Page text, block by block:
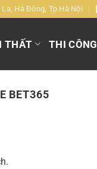
Hà Đông, Tp Hà Nội
THẤT THI CÔNG
BET365